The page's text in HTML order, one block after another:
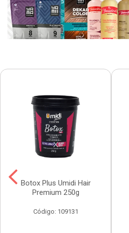
Botox Plus Umidi Hair
Premium 250g
Código: 109131